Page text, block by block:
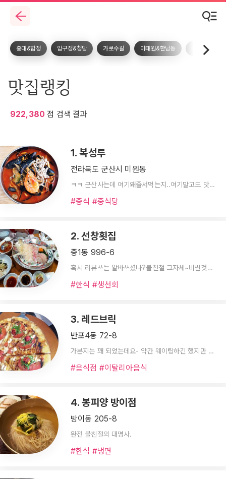
홍대&합정 압구정&청담 가로수길 이태원&한남동 강남역
맛집랭킹
922,380 점 검색 결과
1. 복성루
전라북도 군산시 미원동
ㅋㅋ 군산사는데 여기왜줄서먹는지..여기말고도 맛난디 많은디 금강하구뚝홍굴이 가쇼들
#중식 #중식당
2. 선창횟집
중1동 996-6
혹시 리뷰쓰는 알바쓰셨나?불친절 그자체~비싼것만권하구!식탁을 잘 딲지않아 옷에 더러움 묻고~맛도 그닥 그정도 않하는 횟집 없을듯~직원무서워서 주문도 눈치보여...1인5만원짜리 먹었는데 이건 동네 횟집도 아니고 단체만 신경쓰고 물도 시켜야 주던데..물컹거리고 쩐내나는 따뜻한 락교?그것도 두번시켜서 겨우기다리다 먹은것~다 식고 몇번 튀긴듯한 튀김 !이런글 처음인데 넘속상해서 올려봅니다.오랫만에 신랑과 부산여행가서 맛집찾다 기분상하구 다못먹구 나왔다.이곳이 추천맛집인지 이해않간다.나도 식당 해봤지만 돈만쓰고 부산에 대한 이미지가 나빠졌다.바가지 택시까지!오 마이 갓~
#한식 #생선회
3. 레드브릭
반포4동 72-8
가본지는 꽤 되었는데요- 약간 웨이팅하긴 했지만 직원분들도 너무 친절하시고 뽀모도로스페셜도 좋았고 파스타는 이름 기억안나지만.. 맛있었어요 ㅋㅋ 서래마을 갈일이 있으면 또 들르고 싶은곳 !!!!
#음식점 #이탈리아음식
4. 봉피양 방이점
방이동 205-8
완전 불친절의 대명사.
#한식 #냉면